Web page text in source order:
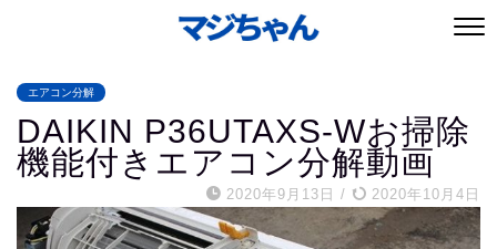
エアコン分解
DAIKIN P36UTAXS-Wお掃除
機能付きエアコン分解動画
2020年9月13日 / 2020年10月4日